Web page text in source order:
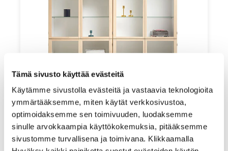
Tämä sivusto käyttää evästeitä
Käytämme sivustolla evästeitä ja vastaavia teknologioita
ymmärtääksemme, miten käytät verkkosivustoa,
optimoidaksemme sen toimivuuden, luodaksemme
sinulle arvokkaampia käyttökokemuksia, pitääksemme
sivustomme turvallisena ja toimivana. Klikkaamalla